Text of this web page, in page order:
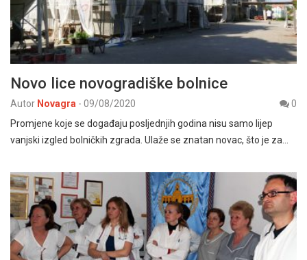
Novo lice novogradiške bolnice
Autor Novagra - 09/08/2020
0
Promjene koje se događaju posljednjih godina nisu samo lijep
vanjski izgled bolničkih zgrada. Ulaže se znatan novac, što je za…